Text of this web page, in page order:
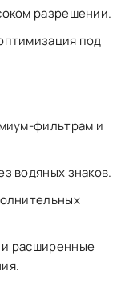
разрешении.
под
фильтрам и
водяных знаков.
расширенные